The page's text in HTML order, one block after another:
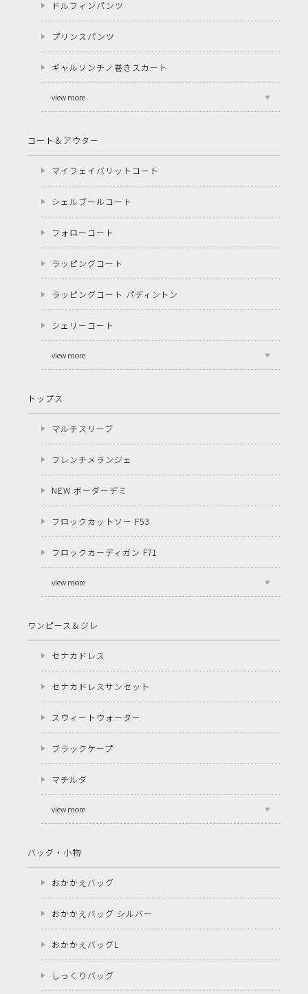
ドルフィンパンツ
プリンスパンツ
ギャルソンチノ巻きスカート
view more
コート＆アウター
マイフェイバリットコート
シェルブールコート
フォローコート
ラッピングコート
ラッピングコート パディントン
シェリーコート
view more
トップス
マルチスリーブ
フレンチメランジェ
NEW ボーダーデミ
フロックカットソー F53
フロックカーディガン F71
view more
ワンピース＆ジレ
セナカドレス
セナカドレスサンセット
スウィートウォーター
ブラックケープ
マチルダ
view more
バッグ・小物
おかかえバッグ
おかかえバッグ シルバー
おかかえバッグL
しっくりバッグ